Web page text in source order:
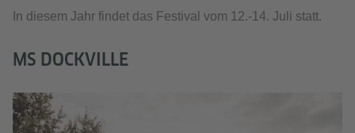
In diesem Jahr findet das Festival vom 12.-14. Juli statt.
MS DOCKVILLE